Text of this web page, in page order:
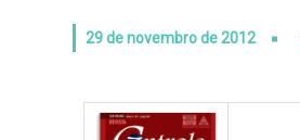
29 de novembro de 2012